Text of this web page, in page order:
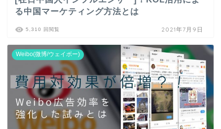
る中国マーケティング方法とは
5,310 回閲覧 2021年7月9日
Weibo(微博/ウェイボー)